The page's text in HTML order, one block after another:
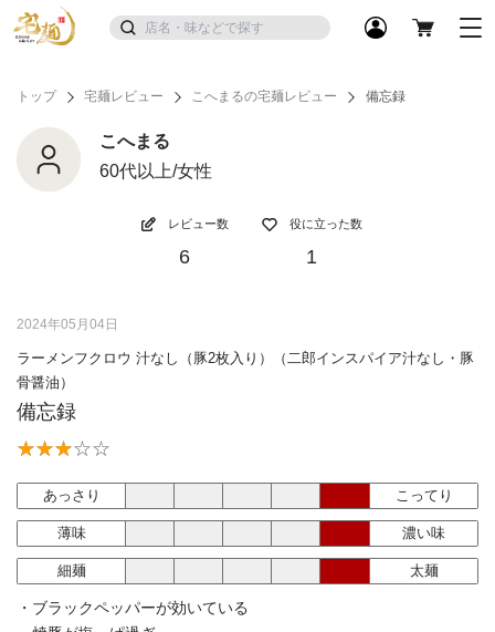
トップ 宅麺レビュー こへまるの宅麺レビュー 備忘録
こへまる
60代以上/女性
レビュー数
6
役に立った数
1
2024年05月04日
ラーメンフクロウ 汁なし（豚2枚入り）（二郎インスパイア汁なし・豚
骨醤油）
備忘録
あっさり こってり
薄味 濃い味
細麺 太麺
・ブラックペッパーが効いている